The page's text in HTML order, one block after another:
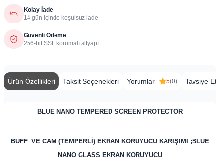
Kolay İade
14 gün içinde koşulsuz iade
Güvenli Ödeme
256-bit SSL korumalı altyapı
Ürün Özellikleri Taksit Seçenekleri Yorumlar 5(0) Tavsiye Et
BLUE NANO TEMPERED SCREEN PROTECTOR
BUFF VE CAM (TEMPERLİ) EKRAN KORUYUCU KARIŞIMI ;BLUE
NANO GLASS EKRAN KORUYUCU